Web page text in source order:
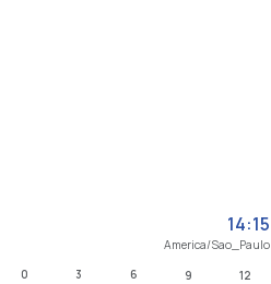
14:15
America/Sao_Paulo
0
3 6 9 12